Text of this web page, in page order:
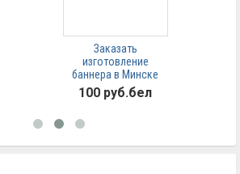
Заказать
изготовление
баннера в Минске
100 руб.бел